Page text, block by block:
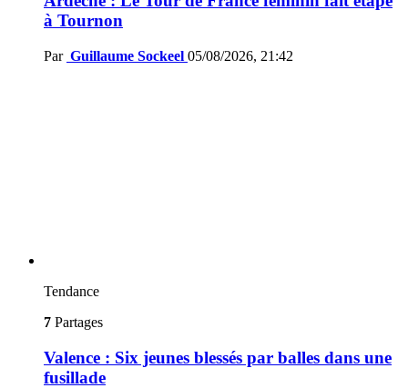
à Tournon
Par Guillaume Sockeel 05/08/2026, 21:42
Tendance
7 Partages
Valence : Six jeunes blessés par balles dans une
fusillade